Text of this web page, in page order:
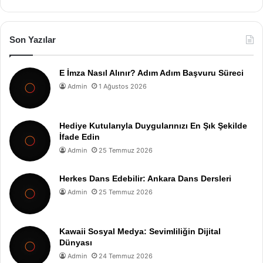
Son Yazılar
E İmza Nasıl Alınır? Adım Adım Başvuru Süreci
Admin 1 Ağustos 2026
Hediye Kutularıyla Duygularınızı En Şık Şekilde
İfade Edin
Admin 25 Temmuz 2026
Herkes Dans Edebilir: Ankara Dans Dersleri
Admin 25 Temmuz 2026
Kawaii Sosyal Medya: Sevimliliğin Dijital
Dünyası
Admin 24 Temmuz 2026